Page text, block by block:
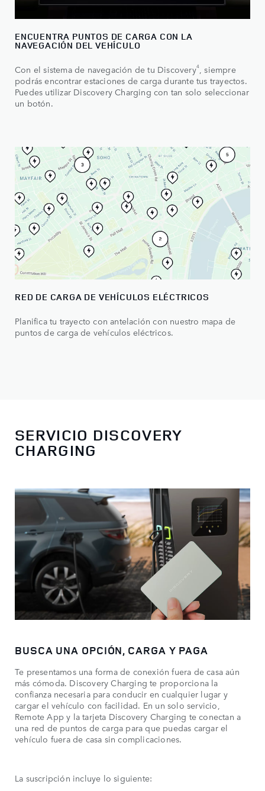
ENCUENTRA PUNTOS DE CARGA CON LA
NAVEGACIÓN DEL VEHÍCULO
Con el sistema de navegación de tu Discovery4
, siempre
podrás encontrar estaciones de carga durante tus trayectos.
Puedes utilizar Discovery Charging con tan solo seleccionar
un botón.
RED DE CARGA DE VEHÍCULOS ELÉCTRICOS
Planifica tu trayecto con antelación con nuestro mapa de
puntos de carga de vehículos eléctricos.
SERVICIO DISCOVERY
CHARGING
BUSCA UNA OPCIÓN, CARGA Y PAGA
Te presentamos una forma de conexión fuera de casa aún
más cómoda. Discovery Charging te proporciona la
confianza necesaria para conducir en cualquier lugar y
cargar el vehículo con facilidad. En un solo servicio,
Remote App y la tarjeta Discovery Charging te conectan a
una red de puntos de carga para que puedas cargar el
vehículo fuera de casa sin complicaciones.
La suscripción incluye lo siguiente: